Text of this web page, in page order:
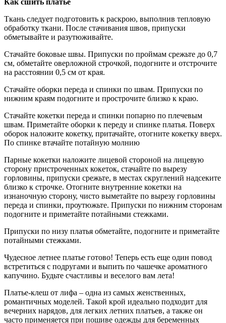
Как сшить платье
Ткань следует подготовить к раскрою, выполнив тепловую
обработку ткани. После стачивания швов, припуски
обметывайте и разутюживайте.
Стачайте боковые швы. Припуски по проймам срежьте до 0,7
см, обметайте оверложной строчкой, подогните и отстрочите
на расстоянии 0,5 см от края.
Стачайте оборки переда и спинки по швам. Припуски по
нижним краям подогните и прострочите близко к краю.
Стачайте кокетки переда и спинки попарно по плечевым
швам. Приметайте оборки к переду и спинке платья. Поверх
оборок наложите кокетку, притачайте, отогните кокетку вверх.
По спинке втачайте потайную молнию
Парные кокетки наложите лицевой стороной на лицевую
сторону пристроченных кокеток, стачайте по вырезу
горловины, припуски срежьте, в местах скруглений надсеките
близко к строчке. Отогните внутренние кокетки на
изнаночную сторону, чисто выметайте по вырезу горловины
переда и спинки, проутюжьте. Припуски по нижним сторонам
подогните и приметайте потайными стежками.
Припуски по низу платья обметайте, подогните и приметайте
потайными стежками.
Чудесное летнее платье готово! Теперь есть еще один повод
встретиться с подругами и выпить по чашечке ароматного
капучино. Будьте счастливы и веселого вам лета!
Платье-клеш от лифа – одна из самых женственных,
романтичных моделей. Такой крой идеально подходит для
вечерних нарядов, для легких летних платьев, а также он
часто применяется при пошиве одежды для беременных